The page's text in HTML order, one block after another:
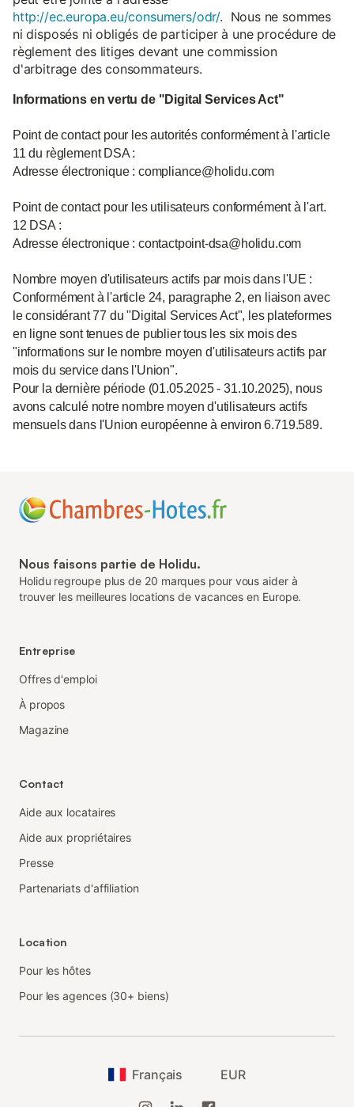
http://ec.europa.eu/consumers/odr/. Nous ne sommes
ni disposés ni obligés de participer à une procédure de
règlement des litiges devant une commission
d'arbitrage des consommateurs.
Informations en vertu de "Digital Services Act"
Point de contact pour les autorités conformément à l'article
11 du règlement DSA :
Adresse électronique : compliance@holidu.com
Point de contact pour les utilisateurs conformément à l'art.
12 DSA :
Adresse électronique : contactpoint-dsa@holidu.com
Nombre moyen d'utilisateurs actifs par mois dans l'UE :
Conformément à l'article 24, paragraphe 2, en liaison avec
le considérant 77 du "Digital Services Act", les plateformes
en ligne sont tenues de publier tous les six mois des
"informations sur le nombre moyen d'utilisateurs actifs par
mois du service dans l'Union".
Pour la dernière période (01.05.2025 - 31.10.2025), nous
avons calculé notre nombre moyen d'utilisateurs actifs
mensuels dans l'Union européenne à environ 6.719.589.
Nous faisons partie de Holidu.
Holidu regroupe plus de 20 marques pour vous aider à
trouver les meilleures locations de vacances en Europe.
Entreprise
Offres d'emploi
À propos
Magazine
Contact
Aide aux locataires
Aide aux propriétaires
Presse
Partenariats d'affiliation
Location
Pour les hôtes
Pour les agences (30+ biens)
Français EUR